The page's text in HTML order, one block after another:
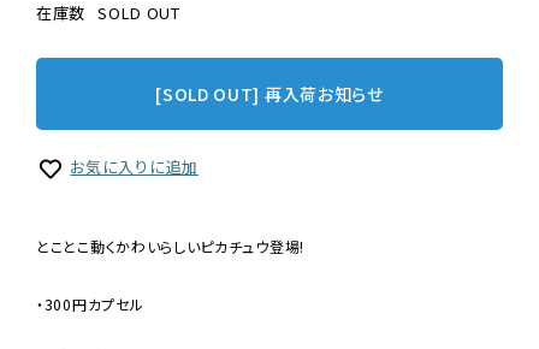
在庫数 SOLD OUT
[SOLD OUT] 再入荷お知らせ
お気に入りに追加
とことこ動くかわいらしいピカチュウ登場!
・300円カプセル